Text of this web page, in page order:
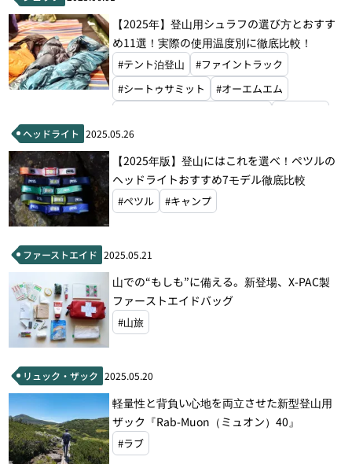
【2025年】登山用シュラフの選び方とおすす
め11選！実際の使用温度別に徹底比較！
#テント泊登山
#ファイントラック
#シートゥサミット
#オーエムエム
#ラブ
ヘッドライト 2025.05.26
【2025年版】登山にはこれを選べ！ペツルの
ヘッドライトおすすめ7モデル徹底比較
#ペツル #キャンプ
ファーストエイド 2025.05.21
山での“もしも”に備える。新登場、X-PAC製
ファーストエイドバッグ
#山旅
リュック・ザック 2025.05.20
軽量性と背負い心地を両立させた新型登山用
ザック『Rab-Muon（ミュオン）40』
#ラブ